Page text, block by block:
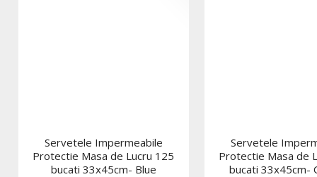
Servetele Impermeabile
Protectie Masa de Lucru 125
bucati 33x45cm- Blue
Servetele
Protectie Masa de
bucati 33x45cm-